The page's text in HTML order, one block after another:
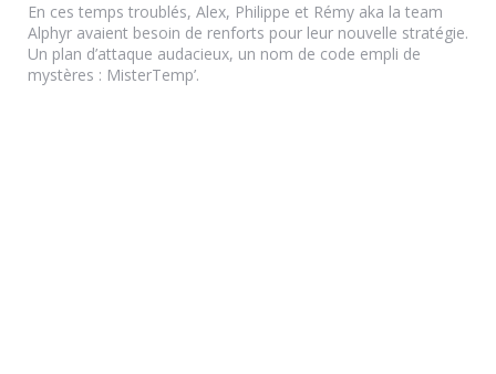
En ces temps troublés, Alex, Philippe et Rémy aka la team
Alphyr avaient besoin de renforts pour leur nouvelle stratégie.
Un plan d’attaque audacieux, un nom de code empli de
mystères : MisterTemp’.